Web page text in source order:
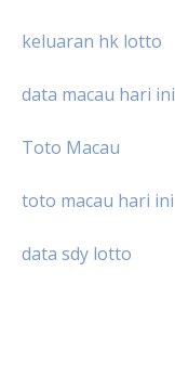
keluaran hk lotto
data macau hari ini
Toto Macau
toto macau hari ini
data sdy lotto